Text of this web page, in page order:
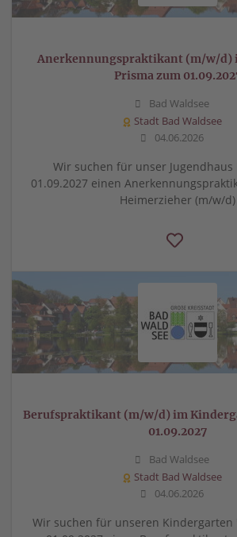
Anerkennungspraktikant (m/w/d)
Prisma zum
Bad Waldsee
Stadt Bad Waldsee
04.06.2026
Wir suchen für unser Jugendhaus
01.09.2027 einen
Heimerzieher (m/w/d)
Berufspraktikant (m/w/d) im
01.09.2027
Bad Waldsee
Stadt Bad Waldsee
04.06.2026
Wir suchen für unseren Kindergarten